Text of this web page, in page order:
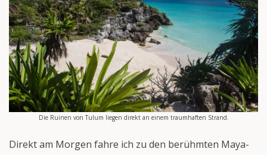
Die Ruinen von Tulum liegen direkt an einem traumhaften Strand.
Direkt am Morgen fahre ich zu den berühmten Maya-